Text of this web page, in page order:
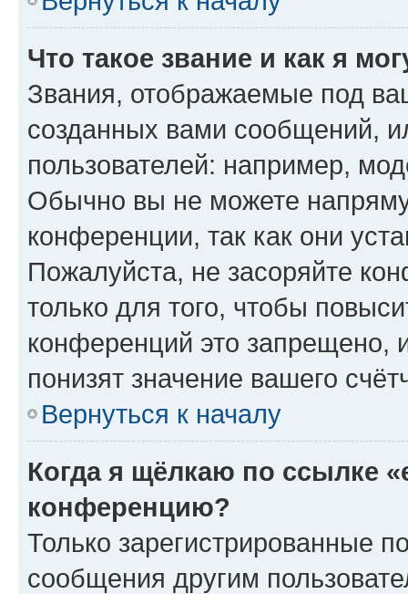
Что такое звание и как я
Звания, отображаемые под
созданных вами сообщений,
пользователей: например,
Обычно вы не можете
конференции, так как они
Пожалуйста, не засоряйте
только для того, чтобы
конференций это запрещено,
понизят значение вашего
Вернуться к началу
Когда я щёлкаю по ссылке
конференцию?
Только зарегистрированные
сообщения другим